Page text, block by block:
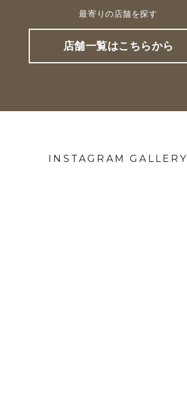
最寄りの店舗を探す
店舗一覧はこちらから
INSTAGRAM GALLERY